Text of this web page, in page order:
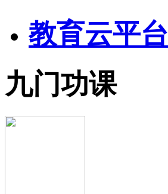
教育云平台
九门功课